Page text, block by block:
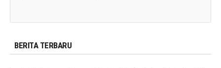
BERITA TERBARU